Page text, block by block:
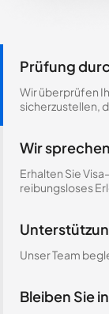
Prüfung
Wir überprüfen
sicherzustellen,
Wir
Erhalten Sie
reibungsloses
Unser Team
Bleiben Sie